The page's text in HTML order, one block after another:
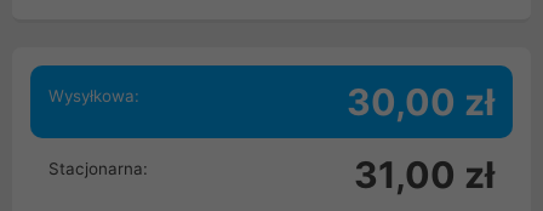
Wysyłkowa: 30,00 zł
Stacjonarna: 31,00 zł